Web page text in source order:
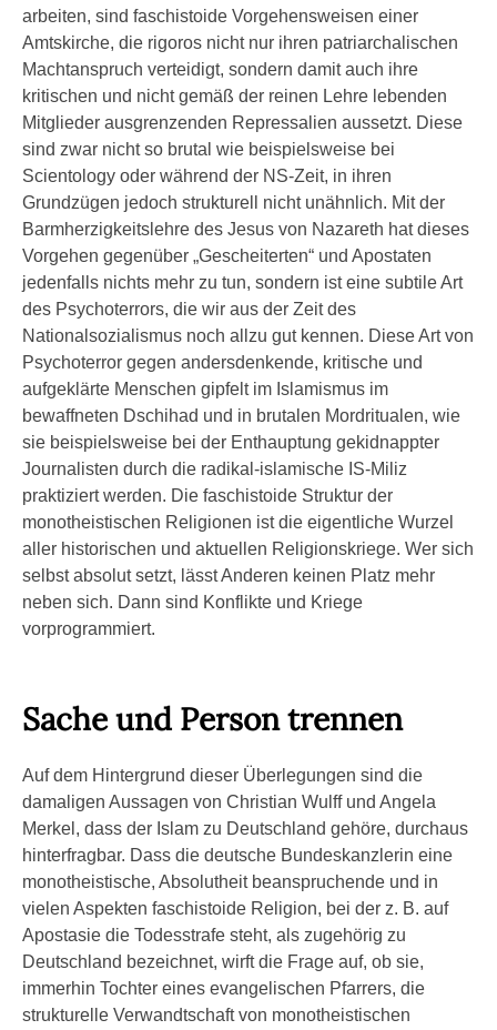
arbeiten, sind faschistoide Vorgehensweisen einer
Amtskirche, die rigoros nicht nur ihren patriarchalischen
Machtanspruch verteidigt, sondern damit auch ihre
kritischen und nicht gemäß der reinen Lehre lebenden
Mitglieder ausgrenzenden Repressalien aussetzt. Diese
sind zwar nicht so brutal wie beispielsweise bei
Scientology oder während der NS-Zeit, in ihren
Grundzügen jedoch strukturell nicht unähnlich. Mit der
Barmherzigkeitslehre des Jesus von Nazareth hat dieses
Vorgehen gegenüber „Gescheiterten“ und Apostaten
jedenfalls nichts mehr zu tun, sondern ist eine subtile Art
des Psychoterrors, die wir aus der Zeit des
Nationalsozialismus noch allzu gut kennen. Diese Art von
Psychoterror gegen andersdenkende, kritische und
aufgeklärte Menschen gipfelt im Islamismus im
bewaffneten Dschihad und in brutalen Mordritualen, wie
sie beispielsweise bei der Enthauptung gekidnappter
Journalisten durch die radikal-islamische IS-Miliz
praktiziert werden. Die faschistoide Struktur der
monotheistischen Religionen ist die eigentliche Wurzel
aller historischen und aktuellen Religionskriege. Wer sich
selbst absolut setzt, lässt Anderen keinen Platz mehr
neben sich. Dann sind Konflikte und Kriege
vorprogrammiert.
Sache und Person trennen
Auf dem Hintergrund dieser Überlegungen sind die
damaligen Aussagen von Christian Wulff und Angela
Merkel, dass der Islam zu Deutschland gehöre, durchaus
hinterfragbar. Dass die deutsche Bundeskanzlerin eine
monotheistische, Absolutheit beanspruchende und in
vielen Aspekten faschistoide Religion, bei der z. B. auf
Apostasie die Todesstrafe steht, als zugehörig zu
Deutschland bezeichnet, wirft die Frage auf, ob sie,
immerhin Tochter eines evangelischen Pfarrers, die
strukturelle Verwandtschaft von monotheistischen